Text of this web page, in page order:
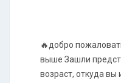
🔥добро
выше Зашли
возраст, откуда